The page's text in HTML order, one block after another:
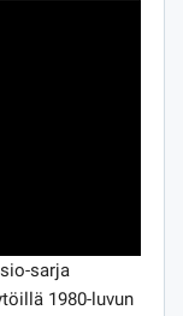
sarja
1980-luvun